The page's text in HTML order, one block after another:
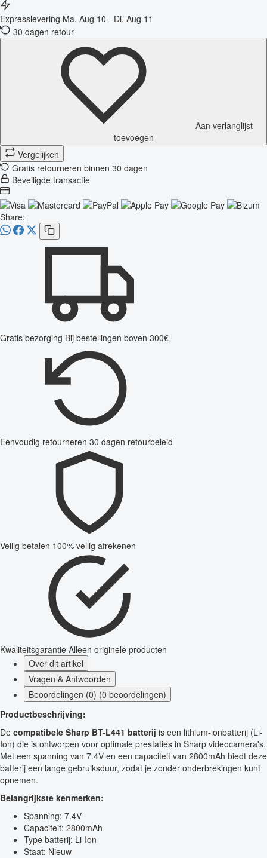
Expresslevering Ma, Aug 10 - Di, Aug 11
30 dagen retour
Aan verlanglijst
toevoegen
Vergelijken
Gratis retourneren binnen 30 dagen
Beveiligde transactie
Share:
Gratis bezorging Bij bestellingen boven 300€
Eenvoudig retourneren 30 dagen retourbeleid
Veilig betalen 100% veilig afrekenen
Kwaliteitsgarantie Alleen originele producten
Over dit artikel
Vragen & Antwoorden
Beoordelingen (0) (0 beoordelingen)
Productbeschrijving:
De compatibele Sharp BT-L441 batterij is een lithium-ionbatterij (Li-
Ion) die is ontworpen voor optimale prestaties in Sharp videocamera's.
Met een spanning van 7.4V en een capaciteit van 2800mAh biedt deze
batterij een lange gebruiksduur, zodat je zonder onderbrekingen kunt
opnemen.
Belangrijkste kenmerken:
Spanning: 7.4V
Capaciteit: 2800mAh
Type batterij: Li-Ion
Staat: Nieuw